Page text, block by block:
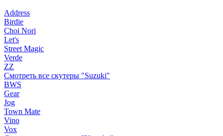
Address
Birdie
Choi Nori
Let's
Street Magic
Verde
ZZ
Смотреть все скутеры "Suzuki"
BWS
Gear
Jog
Town Mate
Vino
Vox